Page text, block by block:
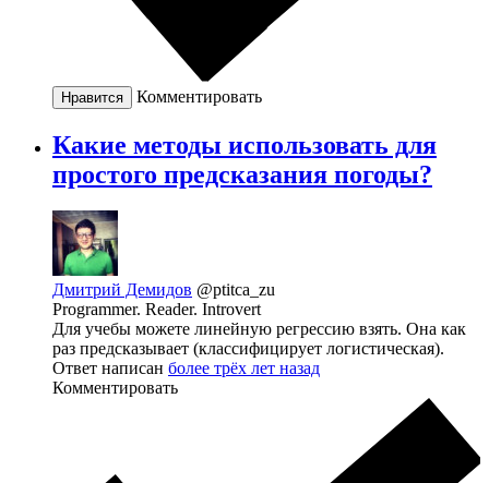
Нравится Комментировать
Какие методы использовать для
простого предсказания погоды?
Дмитрий Демидов @ptitca_zu
Programmer. Reader. Introvert
Для учебы можете линейную регрессию взять. Она как
раз предсказывает (классифицирует логистическая).
Ответ написан более трёх лет назад
Комментировать